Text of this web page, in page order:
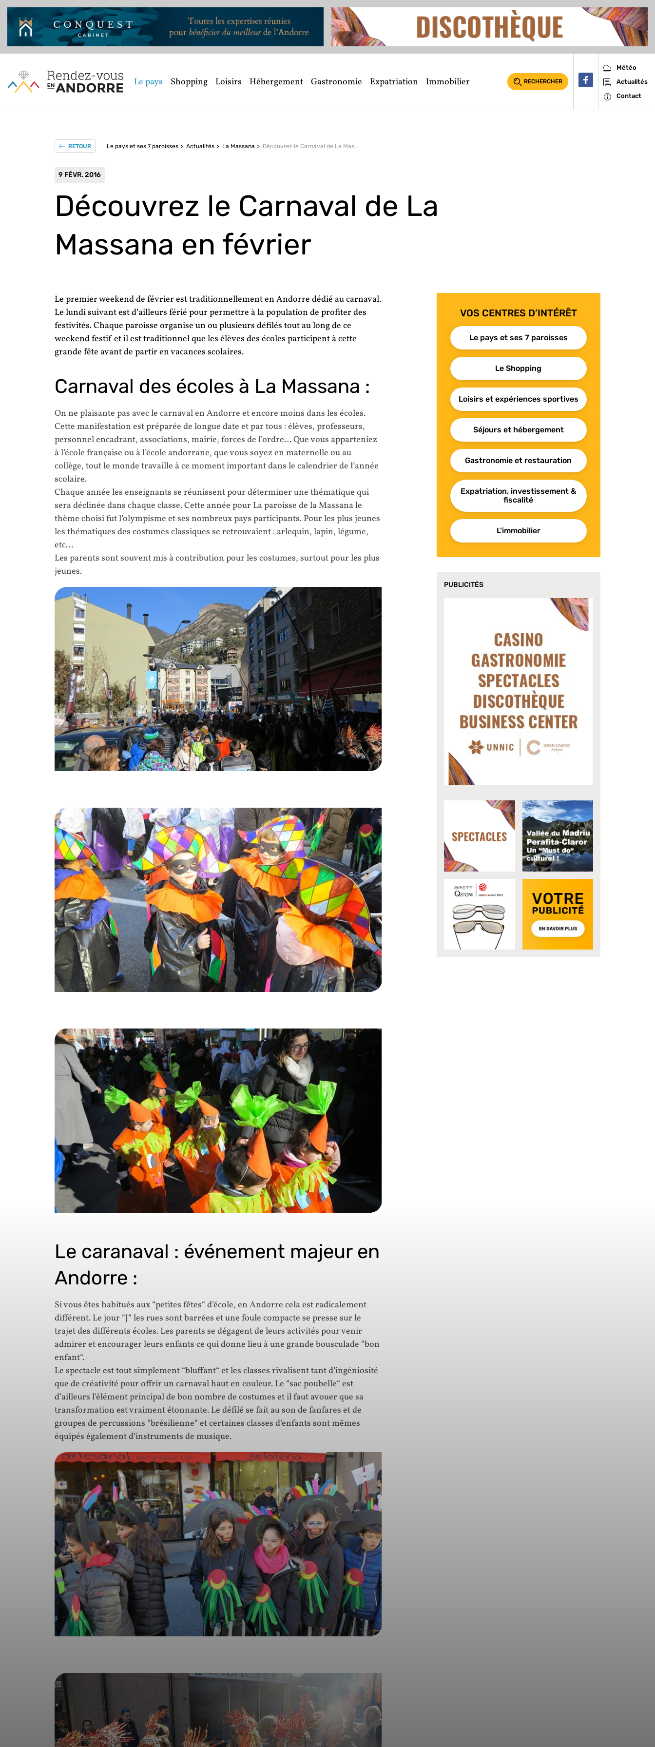
Le pays Shopping Loisirs Hébergement Gastronomie Expatriation Immobilier RECHERCHER
Météo
Actualités
Contact
RETOUR Le pays et ses 7 paroisses Actualités La Massana Découvrez le Carnaval de La Massana en février
9 FÉVR. 2016
Découvrez le Carnaval de La
Massana en février
Le premier weekend de février est traditionnellement en Andorre dédié au carnaval.
Le lundi suivant est d’ailleurs férié pour permettre à la population de profiter des
festivités. Chaque paroisse organise un ou plusieurs défilés tout au long de ce
weekend festif et il est traditionnel que les élèves des écoles participent à cette
grande fête avant de partir en vacances scolaires.
Carnaval des écoles à La Massana :
On ne plaisante pas avec le carnaval en Andorre et encore moins dans les écoles.
Cette manifestation est préparée de longue date et par tous : élèves, professeurs,
personnel encadrant, associations, mairie, forces de l’ordre… Que vous apparteniez
à l’école française ou à l’école andorrane, que vous soyez en maternelle ou au
collège, tout le monde travaille à ce moment important dans le calendrier de l’année
scolaire.
Chaque année les enseignants se réunissent pour déterminer une thématique qui
sera déclinée dans chaque classe. Cette année pour La paroisse de la Massana le
thème choisi fut l’olympisme et ses nombreux pays participants. Pour les plus jeunes
les thématiques des costumes classiques se retrouvaient : arlequin, lapin, légume,
etc…
Les parents sont souvent mis à contribution pour les costumes, surtout pour les plus
jeunes.
Le caranaval : événement majeur en
Andorre :
Si vous êtes habitués aux “petites fêtes“ d’école, en Andorre cela est radicalement
différent. Le jour “J“ les rues sont barrées et une foule compacte se presse sur le
trajet des différents écoles. Les parents se dégagent de leurs activités pour venir
admirer et encourager leurs enfants ce qui donne lieu à une grande bousculade “bon
enfant“.
Le spectacle est tout simplement “bluffant“ et les classes rivalisent tant d’ingéniosité
que de créativité pour offrir un carnaval haut en couleur. Le “sac poubelle“ est
d’ailleurs l’élément principal de bon nombre de costumes et il faut avouer que sa
transformation est vraiment étonnante. Le défilé se fait au son de fanfares et de
groupes de percussions “brésilienne“ et certaines classes d’enfants sont mêmes
équipés également d’instruments de musique.
VOS CENTRES D’INTÉRÊT
Le pays et ses 7 paroisses
Le Shopping
Loisirs et expériences sportives
Séjours et hébergement
Gastronomie et restauration
Expatriation, investissement &
fiscalité
L’immobilier
PUBLICITÉS